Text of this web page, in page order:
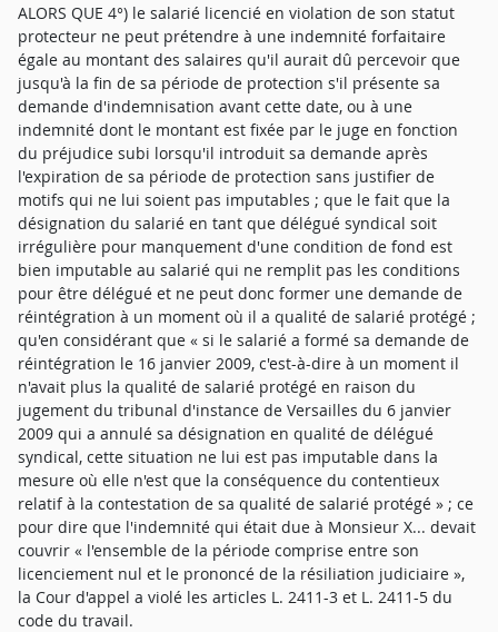
ALORS QUE 4°) le salarié licencié en violation de son statut
protecteur ne peut prétendre à une indemnité forfaitaire
égale au montant des salaires qu'il aurait dû percevoir que
jusqu'à la fin de sa période de protection s'il présente sa
demande d'indemnisation avant cette date, ou à une
indemnité dont le montant est fixée par le juge en fonction
du préjudice subi lorsqu'il introduit sa demande après
l'expiration de sa période de protection sans justifier de
motifs qui ne lui soient pas imputables ; que le fait que la
désignation du salarié en tant que délégué syndical soit
irrégulière pour manquement d'une condition de fond est
bien imputable au salarié qui ne remplit pas les conditions
pour être délégué et ne peut donc former une demande de
réintégration à un moment où il a qualité de salarié protégé ;
qu'en considérant que « si le salarié a formé sa demande de
réintégration le 16 janvier 2009, c'est-à-dire à un moment il
n'avait plus la qualité de salarié protégé en raison du
jugement du tribunal d'instance de Versailles du 6 janvier
2009 qui a annulé sa désignation en qualité de délégué
syndical, cette situation ne lui est pas imputable dans la
mesure où elle n'est que la conséquence du contentieux
relatif à la contestation de sa qualité de salarié protégé » ; ce
pour dire que l'indemnité qui était due à Monsieur X... devait
couvrir « l'ensemble de la période comprise entre son
licenciement nul et le prononcé de la résiliation judiciaire »,
la Cour d'appel a violé les articles L. 2411-3 et L. 2411-5 du
code du travail.